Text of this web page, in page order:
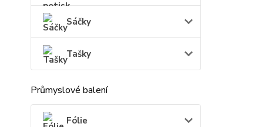
Sáčky
Tašky
Průmyslové balení
Fólie